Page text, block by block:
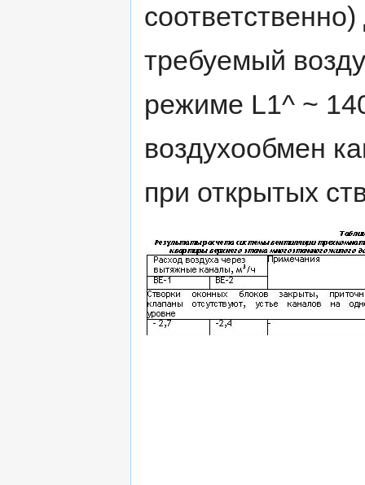
требуемый
режиме L1^ ~
воздухообмен
при открытых